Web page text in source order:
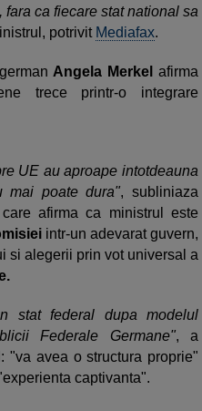
ca fiecare stat national sa
potrivit Mediafax.
Angela Merkel afirma
trece printr-o integrare
UE au aproape intotdeauna
mai poate dura", subliniaza
afirma ca ministrul este
intr-un adevarat guvern,
si alegerii prin vot universal a
stat federal dupa modelul
Federale Germane", a
"va avea o structura proprie"
captivanta".